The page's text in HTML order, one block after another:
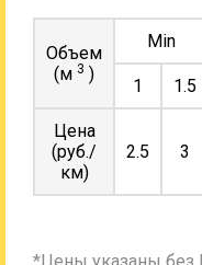
Объем
(м 3 )
Min
1
1.5
Цена
(руб./
км)
2.5 3